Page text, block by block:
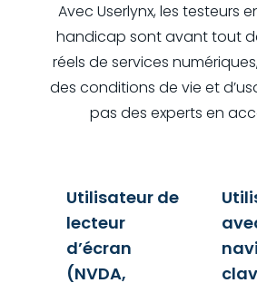
Avec Userlynx, les testeurs
handicap sont avant tout
réels de services
des conditions de vie et
pas des experts en
Utilisateur de
lecteur
d’écran
(NVDA,